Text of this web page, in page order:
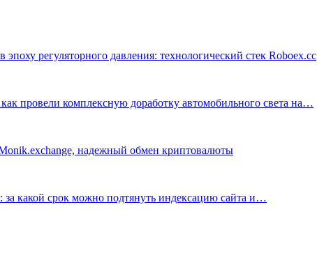
регуляторного давления: технологический стек Roboex.cc
как провели комплексную доработку автомобильного света на…
надежный обмен криптовалюты
за какой срок можно подтянуть индексацию сайта и…